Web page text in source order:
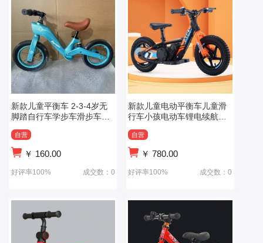
新款儿童平衡车 2-3-4岁无
脚踏自行车学步车滑步车宝
自营
￥ 160.00
好评率100% 成交数：0
新款儿童电动平衡车儿童滑
行车小孩电动车锂电续航大
自营
￥780.00
好评率100% 成交数：0